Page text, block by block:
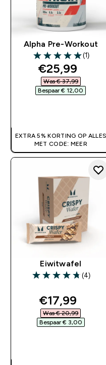
Alpha Pre-Workout
5 out of 5 stars
(1)
discounted
€25,99‎
Was € 37,99‎
Bespaar € 12,00‎
EXTRA 5% KORTING OP ALLES
MET CODE: MEER
Eiwitwafel
4.75 out of 5 stars
(4)
discounted
€17,99‎
Was € 20,99‎
Bespaar € 3,00‎